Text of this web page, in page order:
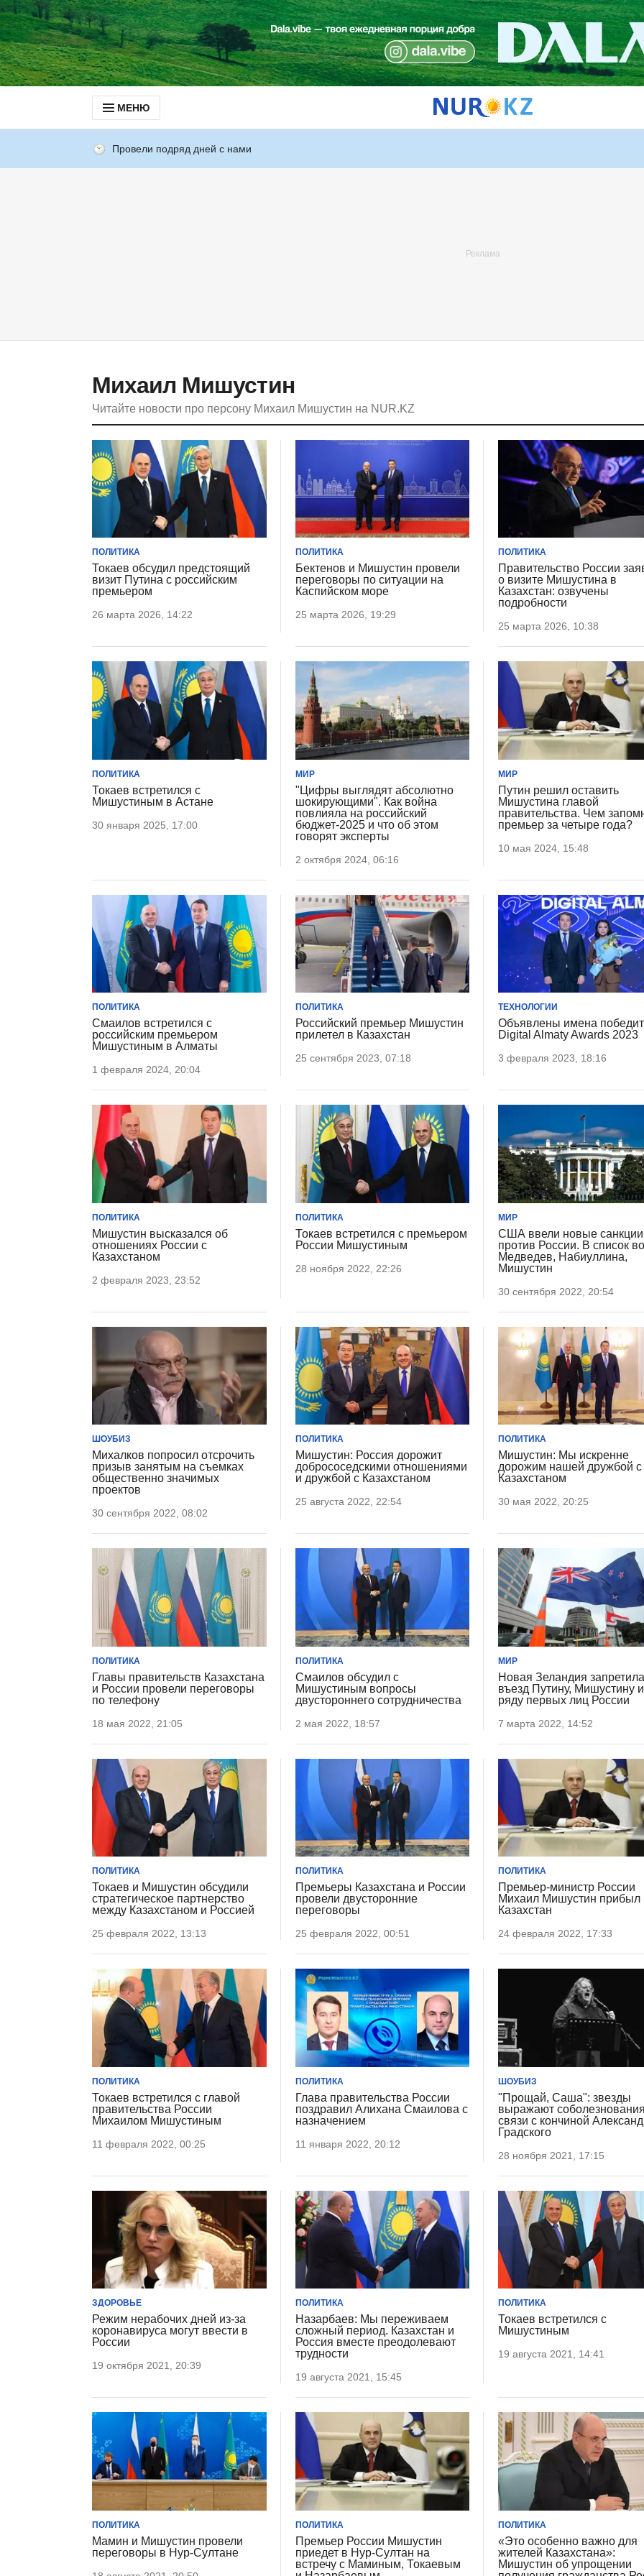
МЕНЮ
Провели подряд дней с нами
Михаил Мишустин
Читайте новости про персону Михаил Мишустин на NUR.KZ
ПОЛИТИКА
Токаев обсудил предстоящий
визит Путина с российским
премьером
26 марта 2026, 14:22
ПОЛИТИКА
Бектенов и Мишустин провели
переговоры по ситуации на
Каспийском море
25 марта 2026, 19:29
ПОЛИТИКА
Правительство России
о визите Мишустина в
Казахстан: озвучены
подробности
25 марта 2026, 10:38
ПОЛИТИКА
Токаев встретился с
Мишустиным в Астане
30 января 2025, 17:00
МИР
"Цифры выглядят абсолютно
шокирующими". Как война
повлияла на российский
бюджет-2025 и что об этом
говорят эксперты
2 октября 2024, 06:16
МИР
Путин решил оставить
Мишустина главой
правительства. Чем
премьер за четыре года?
10 мая 2024, 15:48
ПОЛИТИКА
Смаилов встретился с
российским премьером
Мишустиным в Алматы
1 февраля 2024, 20:04
ПОЛИТИКА
Российский премьер Мишустин
прилетел в Казахстан
25 сентября 2023, 07:18
ТЕХНОЛОГИИ
Объявлены имена
Digital Almaty Awards 2023
3 февраля 2023, 18:16
ПОЛИТИКА
Мишустин высказался об
отношениях России с
Казахстаном
2 февраля 2023, 23:52
ПОЛИТИКА
Токаев встретился с премьером
России Мишустиным
28 ноября 2022, 22:26
МИР
США ввели новые санкции
против России. В список
Медведев, Набиуллина,
Мишустин
30 сентября 2022, 20:54
ШОУБИЗ
Михалков попросил отсрочить
призыв занятым на съемках
общественно значимых
проектов
30 сентября 2022, 08:02
ПОЛИТИКА
Мишустин: Россия дорожит
добрососедскими отношениями
и дружбой с Казахстаном
25 августа 2022, 22:54
ПОЛИТИКА
Мишустин: Мы искренне
дорожим нашей дружбой с
Казахстаном
30 мая 2022, 20:25
ПОЛИТИКА
Главы правительств Казахстана
и России провели переговоры
по телефону
18 мая 2022, 21:05
ПОЛИТИКА
Смаилов обсудил с
Мишустиным вопросы
двустороннего сотрудничества
2 мая 2022, 18:57
МИР
Новая Зеландия
въезд Путину, Мишустину
ряду первых лиц России
7 марта 2022, 14:52
ПОЛИТИКА
Токаев и Мишустин обсудили
стратегическое партнерство
между Казахстаном и Россией
25 февраля 2022, 13:13
ПОЛИТИКА
Премьеры Казахстана и России
провели двусторонние
переговоры
25 февраля 2022, 00:51
ПОЛИТИКА
Премьер-министр России
Михаил Мишустин прибыл
Казахстан
24 февраля 2022, 17:33
ПОЛИТИКА
Токаев встретился с главой
правительства России
Михаилом Мишустиным
11 февраля 2022, 00:25
ПОЛИТИКА
Глава правительства России
поздравил Алихана Смаилова с
назначением
11 января 2022, 20:12
ШОУБИЗ
"Прощай, Саша": звезды
выражают
связи с кончиной
Градского
28 ноября 2021, 17:15
ЗДОРОВЬЕ
Режим нерабочих дней из-за
коронавируса могут ввести в
России
19 октября 2021, 20:39
ПОЛИТИКА
Назарбаев: Мы переживаем
сложный период. Казахстан и
Россия вместе преодолевают
трудности
19 августа 2021, 15:45
ПОЛИТИКА
Токаев встретился с
Мишустиным
19 августа 2021, 14:41
ПОЛИТИКА
Мамин и Мишустин провели
переговоры в Нур-Султане
ПОЛИТИКА
Премьер России Мишустин
приедет в Нур-Султан на
встречу с Маминым, Токаевым
ПОЛИТИКА
«Это особенно важно для
жителей Казахстана»:
Мишустин об упрощении